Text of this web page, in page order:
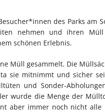
des Parks am
nehmen und ihren
schönen Erlebnis.
Müll gesammelt. Die
sie mitnimmt und sicher
und Sonder-
wurde die Menge der
aber immer noch nicht alle